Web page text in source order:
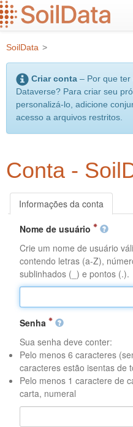
Ir
para
conteúdo
principal
SoilData >
Criar conta – Por que
Dataverse? Para criar seu
personalizá-lo, adicione
acesso a arquivos restritos.
Conta -
Informações da conta
Nome de usuário
Crie um nome de usuário
contendo letras (a-Z),
sublinhados (_) e pontos (.).
Senha
Sua senha deve conter:
Pelo menos 6 caracteres
caracteres estão isentas de
Pelo menos 1 caractere de
carta, numeral